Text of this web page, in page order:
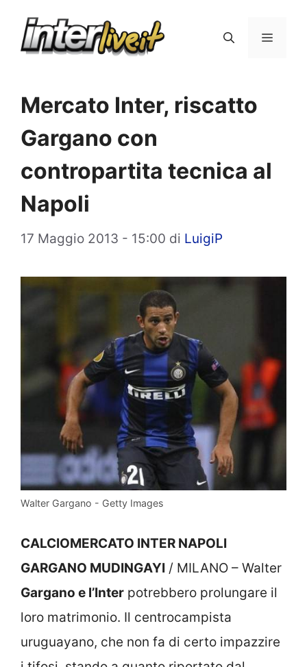
Menu
Mercato Inter, riscatto
Gargano con
contropartita tecnica al
Napoli
17 Maggio 2013 - 15:00 di LuigiP
Walter Gargano - Getty Images
CALCIOMERCATO INTER NAPOLI
GARGANO MUDINGAYI / MILANO – Walter
Gargano e l’Inter potrebbero prolungare il
loro matrimonio. Il centrocampista
uruguayano, che non fa di certo impazzire